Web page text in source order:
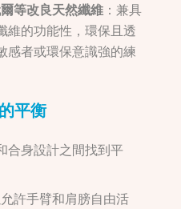
等改良天然纖維 ：兼具
維的功能性，環保且透
感者或環保意識強的練
平衡
合身設計之間找到平
許手臂和肩膀自由活